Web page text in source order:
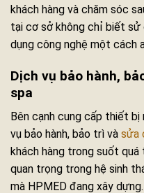
khách hàng và chăm sóc
tại cơ sở không chỉ biết sử
dụng công nghệ một cách
Dịch vụ bảo hành,
spa
Bên cạnh cung cấp thiết
vụ bảo hành, bảo trì và sửa
khách hàng trong suốt
quan trọng trong hệ sinh
mà HPMED đang xây dựng.